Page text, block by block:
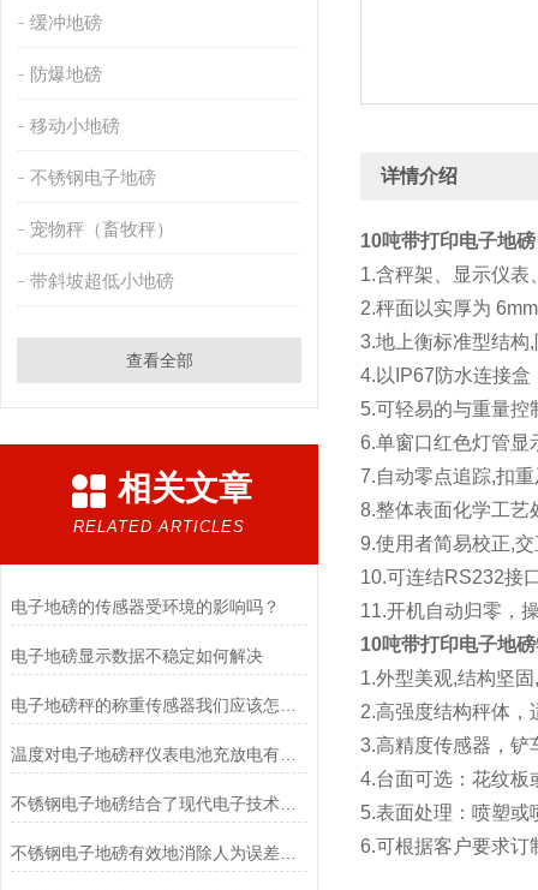
缓冲地磅
防爆地磅
移动小地磅
不锈钢电子地磅
宠物秤（畜牧秤）
带斜坡超低小地磅
查看全部
相关文章
RELATED ARTICLES
电子地磅的传感器受环境的影响吗？
电子地磅显示数据不稳定如何解决
温度对电子地磅秤仪表电池充放电有什么影响？
不锈钢电子地磅结合了现代电子技术和高质量不锈钢材料的优点
不锈钢电子地磅有效地消除人为误差和其他环境因素对测量结果的影响
详情介绍
10吨带打印电子地磅
1.含秤架、显示仪表
2.秤面以实厚为
3.地上衡标准型结构
4.以IP67防水连接
5.可轻易的与重量控
6.单窗口红色灯管显
7.自动零点追踪,扣
8.整体表面化学工艺
9.使用者简易校正,
10.可连结RS232接
11.开机自动归零，
10吨带打印电子地磅
1.外型美观,结构坚
2.高强度结构秤体，
3.高精度传感器，铲
4.台面可选：花纹板
5.表面处理：喷塑或
6.可根据客户要求订